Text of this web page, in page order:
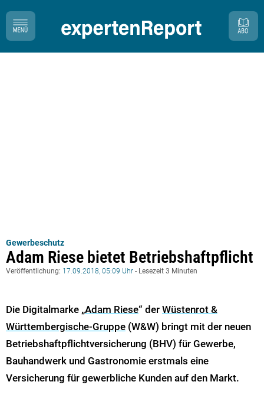
Gewerbeschutz
Adam Riese bietet Betriebshaftpflicht
Veröffentlichung: 17.09.2018, 05:09 Uhr - Lesezeit 3 Minuten
Die Digitalmarke „Adam Riese“ der Wüstenrot &
Württembergische-Gruppe (W&W) bringt mit der neuen
Betriebshaftpflichtversicherung (BHV) für Gewerbe,
Bauhandwerk und Gastronomie erstmals eine
Versicherung für gewerbliche Kunden auf den Markt.